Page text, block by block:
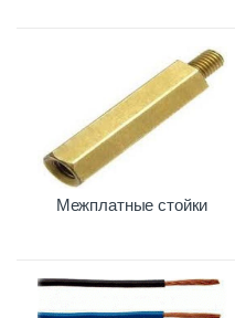
Межплатные стойки